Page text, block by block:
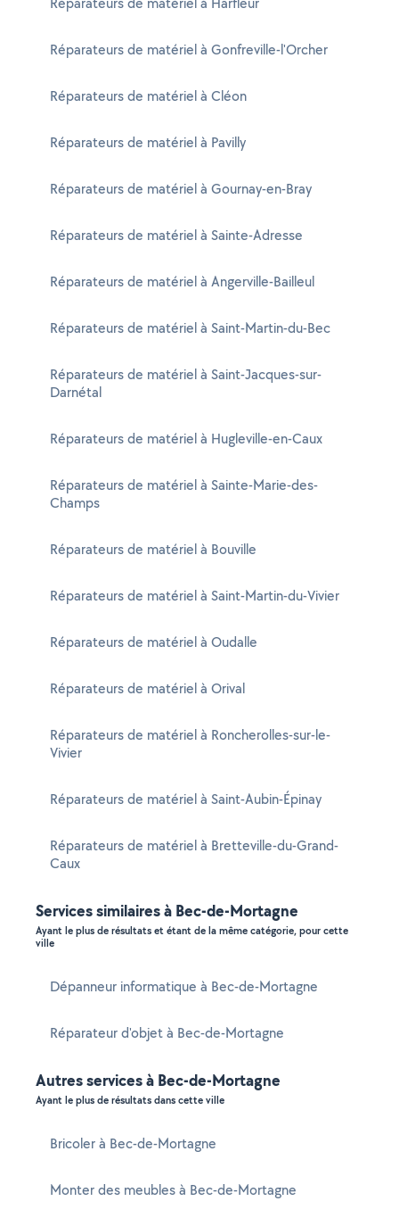
Réparateurs de matériel à Gonfreville-l'Orcher
Réparateurs de matériel à Cléon
Réparateurs de matériel à Pavilly
Réparateurs de matériel à Gournay-en-Bray
Réparateurs de matériel à Sainte-Adresse
Réparateurs de matériel à Angerville-Bailleul
Réparateurs de matériel à Saint-Martin-du-Bec
Réparateurs de matériel à Saint-Jacques-sur-
Darnétal
Réparateurs de matériel à Hugleville-en-Caux
Réparateurs de matériel à Sainte-Marie-des-
Champs
Réparateurs de matériel à Bouville
Réparateurs de matériel à Saint-Martin-du-Vivier
Réparateurs de matériel à Oudalle
Réparateurs de matériel à Orival
Réparateurs de matériel à Roncherolles-sur-le-
Vivier
Réparateurs de matériel à Saint-Aubin-Épinay
Réparateurs de matériel à Bretteville-du-Grand-
Caux
Services similaires à Bec-de-Mortagne
Ayant le plus de résultats et étant de la même catégorie, pour cette
ville
Dépanneur informatique à Bec-de-Mortagne
Réparateur d'objet à Bec-de-Mortagne
Autres services à Bec-de-Mortagne
Ayant le plus de résultats dans cette ville
Bricoler à Bec-de-Mortagne
Monter des meubles à Bec-de-Mortagne